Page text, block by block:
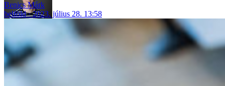
Benics Márk
belföld
2023. július 28. 13:58